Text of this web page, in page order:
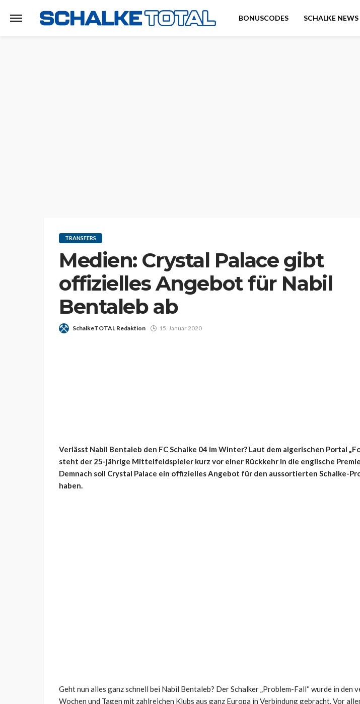
BONUSCODES SCHALKE NEWS
TRANSFERS
Medien: Crystal Palace gibt
offizielles Angebot für Nabil
Bentaleb ab
SchalkeTOTAL Redaktion 15. Januar 2020
Verlässt Nabil Bentaleb den FC Schalke 04 im Winter? Laut dem algerischen Portal
steht der 25-jährige Mittelfeldspieler kurz vor einer Rückkehr in die englische
Demnach soll Crystal Palace ein offizielles Angebot für den aussortierten Schalke-
haben.
Geht nun alles ganz schnell bei Nabil Bentaleb? Der Schalker „Problem-Fall“ wurde in den
Wochen und Tagen mit zahlreichen Klubs aus ganz Europa in Verbindung gebracht. Vor